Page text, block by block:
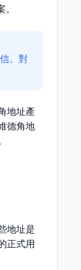
。對
地址產
德角地
地址是
正式用